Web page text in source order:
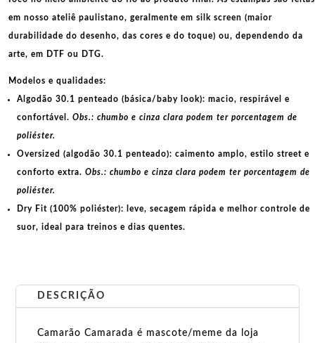
em nosso ateliê paulistano, geralmente em silk screen (maior
durabilidade do desenho, das cores e do toque) ou, dependendo da
arte, em DTF ou DTG.
Modelos e qualidades:
Algodão 30.1 penteado (básica/baby look): macio, respirável e
confortável. Obs.: chumbo e cinza clara podem ter porcentagem de
poliéster.
Oversized (algodão 30.1 penteado): caimento amplo, estilo street e
conforto extra. Obs.: chumbo e cinza clara podem ter porcentagem de
poliéster.
Dry Fit (100% poliéster): leve, secagem rápida e melhor controle de
suor, ideal para treinos e dias quentes.
DESCRIÇÃO
Camarão Camarada é mascote/meme da loja